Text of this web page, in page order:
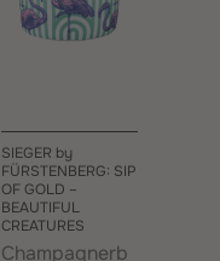
SIEGER by
FÜRSTENBERG: SIP
OF GOLD –
BEAUTIFUL
CREATURES
Champagnerb